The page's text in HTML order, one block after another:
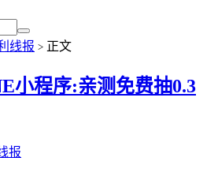
线报 > 正文
小程序:亲测免费抽0.3
报